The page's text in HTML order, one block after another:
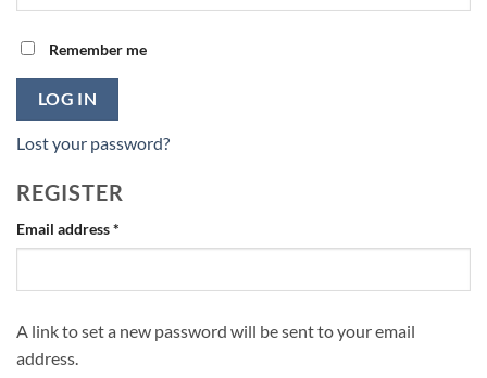
Remember me
LOG IN
Lost your password?
REGISTER
Email address*
A link to set a new password will be sent to your email
address.